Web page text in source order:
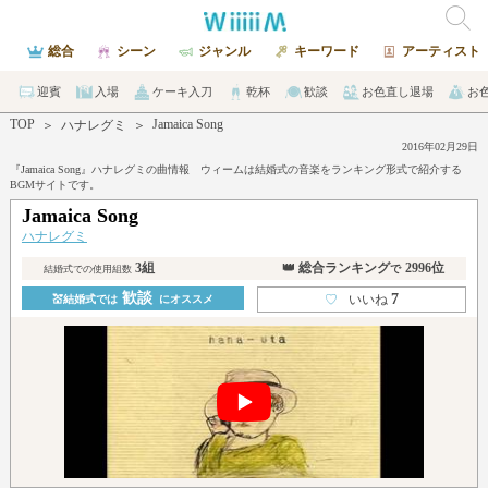
総合 シーン ジャンル キーワード アーティスト
迎賓 入場 ケーキ入刀 乾杯 歓談 お色直し退場 お
TOP ＞ ハナレグミ ＞ Jamaica Song
2016年02月29日
『Jamaica Song』ハナレグミの曲情報 ウィームは結婚式の音楽をランキング形式で紹介する
BGMサイトです。
Jamaica Song
ハナレグミ
結婚式での使用組数3組 👑 総合ランキングで 2996位
💒結婚式では歓談 にオススメ ♡ いいね7